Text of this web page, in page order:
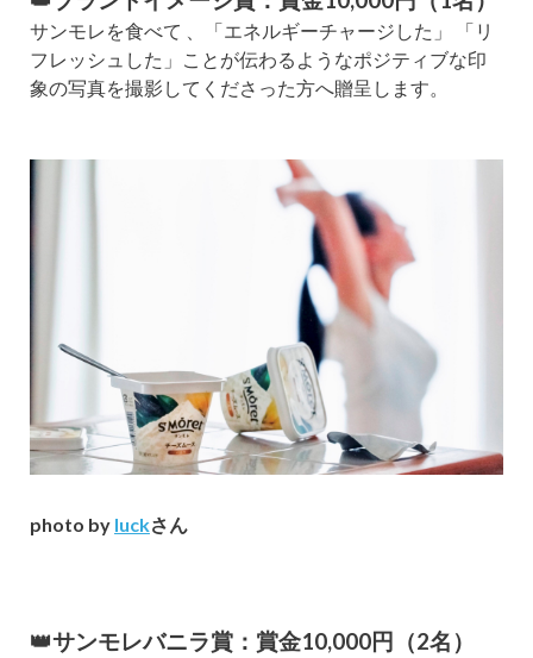
サンモレを食べて 、「エネルギーチャージした」 「リ
フレッシュした」ことが伝わるようなポジティブな印
象の写真を撮影してくださった方へ贈呈します。
photo by luckさん
👑サンモレバニラ賞：賞金10,000円（2名）